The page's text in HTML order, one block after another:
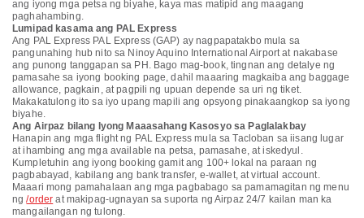
ang iyong mga petsa ng biyahe, kaya mas matipid ang maagang
paghahambing.
Lumipad kasama ang PAL Express
Ang PAL Express PAL Express (GAP) ay nagpapatakbo mula sa
pangunahing hub nito sa Ninoy Aquino International Airport at nakabase
ang punong tanggapan sa PH. Bago mag-book, tingnan ang detalye ng
pamasahe sa iyong booking page, dahil maaaring magkaiba ang baggage
allowance, pagkain, at pagpili ng upuan depende sa uri ng tiket.
Makakatulong ito sa iyo upang mapili ang opsyong pinakaangkop sa iyong
biyahe.
Ang Airpaz bilang Iyong Maaasahang Kasosyo sa Paglalakbay
Hanapin ang mga flight ng PAL Express mula sa Tacloban sa iisang lugar
at ihambing ang mga available na petsa, pamasahe, at iskedyul.
Kumpletuhin ang iyong booking gamit ang 100+ lokal na paraan ng
pagbabayad, kabilang ang bank transfer, e-wallet, at virtual account.
Maaari mong pamahalaan ang mga pagbabago sa pamamagitan ng menu
ng/order at makipag-ugnayan sa suporta ng Airpaz 24/7 kailan man ka
mangailangan ng tulong.